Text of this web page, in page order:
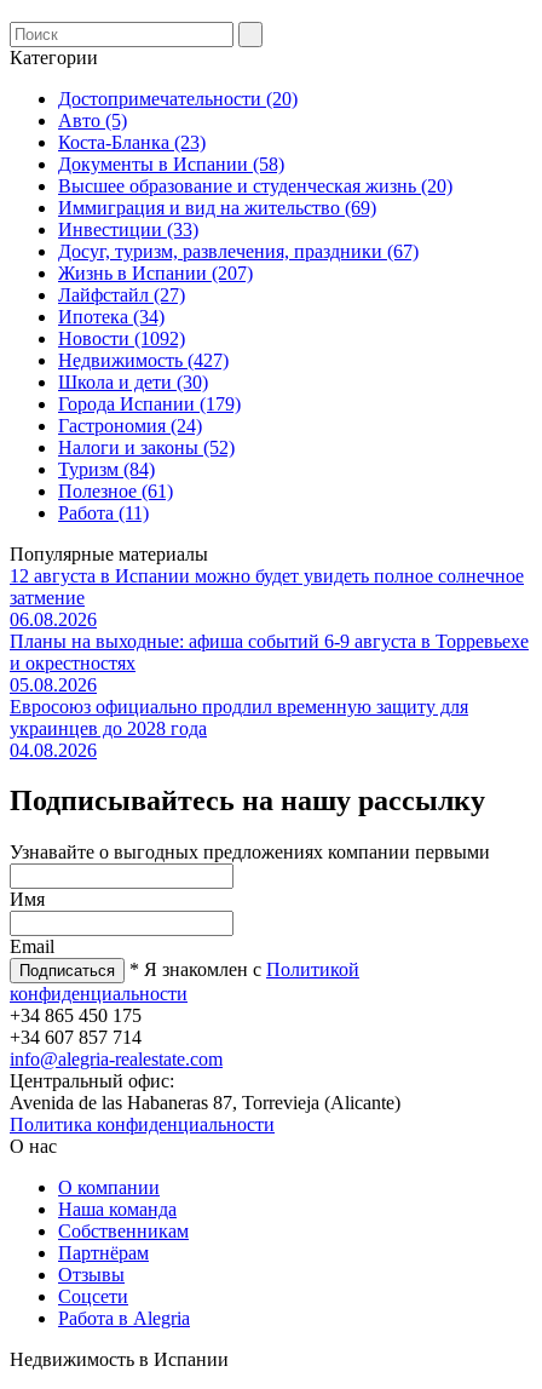
Категории
Достопримечательности (20)
Авто (5)
Коста-Бланка (23)
Документы в Испании (58)
Высшее образование и студенческая жизнь (20)
Иммиграция и вид на жительство (69)
Инвестиции (33)
Досуг, туризм, развлечения, праздники (67)
Жизнь в Испании (207)
Лайфстайл (27)
Ипотека (34)
Новости (1092)
Недвижимость (427)
Школа и дети (30)
Города Испании (179)
Гастрономия (24)
Налоги и законы (52)
Туризм (84)
Полезное (61)
Работа (11)
Популярные материалы
12 августа в Испании можно будет увидеть полное солнечное
затмение
06.08.2026
Планы на выходные: афиша событий 6-9 августа в Торревьехе
и окрестностях
05.08.2026
Евросоюз официально продлил временную защиту для
украинцев до 2028 года
04.08.2026
Подписывайтесь на нашу рассылку
Узнавайте о выгодных предложениях компании первыми
Имя
Email
* Я знакомлен с Политикой
конфиденциальности
+34 865 450 175
+34 607 857 714
info@alegria-realestate.com
Центральный офис:
Avenida de las Habaneras 87, Torrevieja (Alicante)
Политика конфиденциальности
О нас
О компании
Наша команда
Собственникам
Партнёрам
Отзывы
Соцсети
Работа в Alegria
Недвижимость в Испании